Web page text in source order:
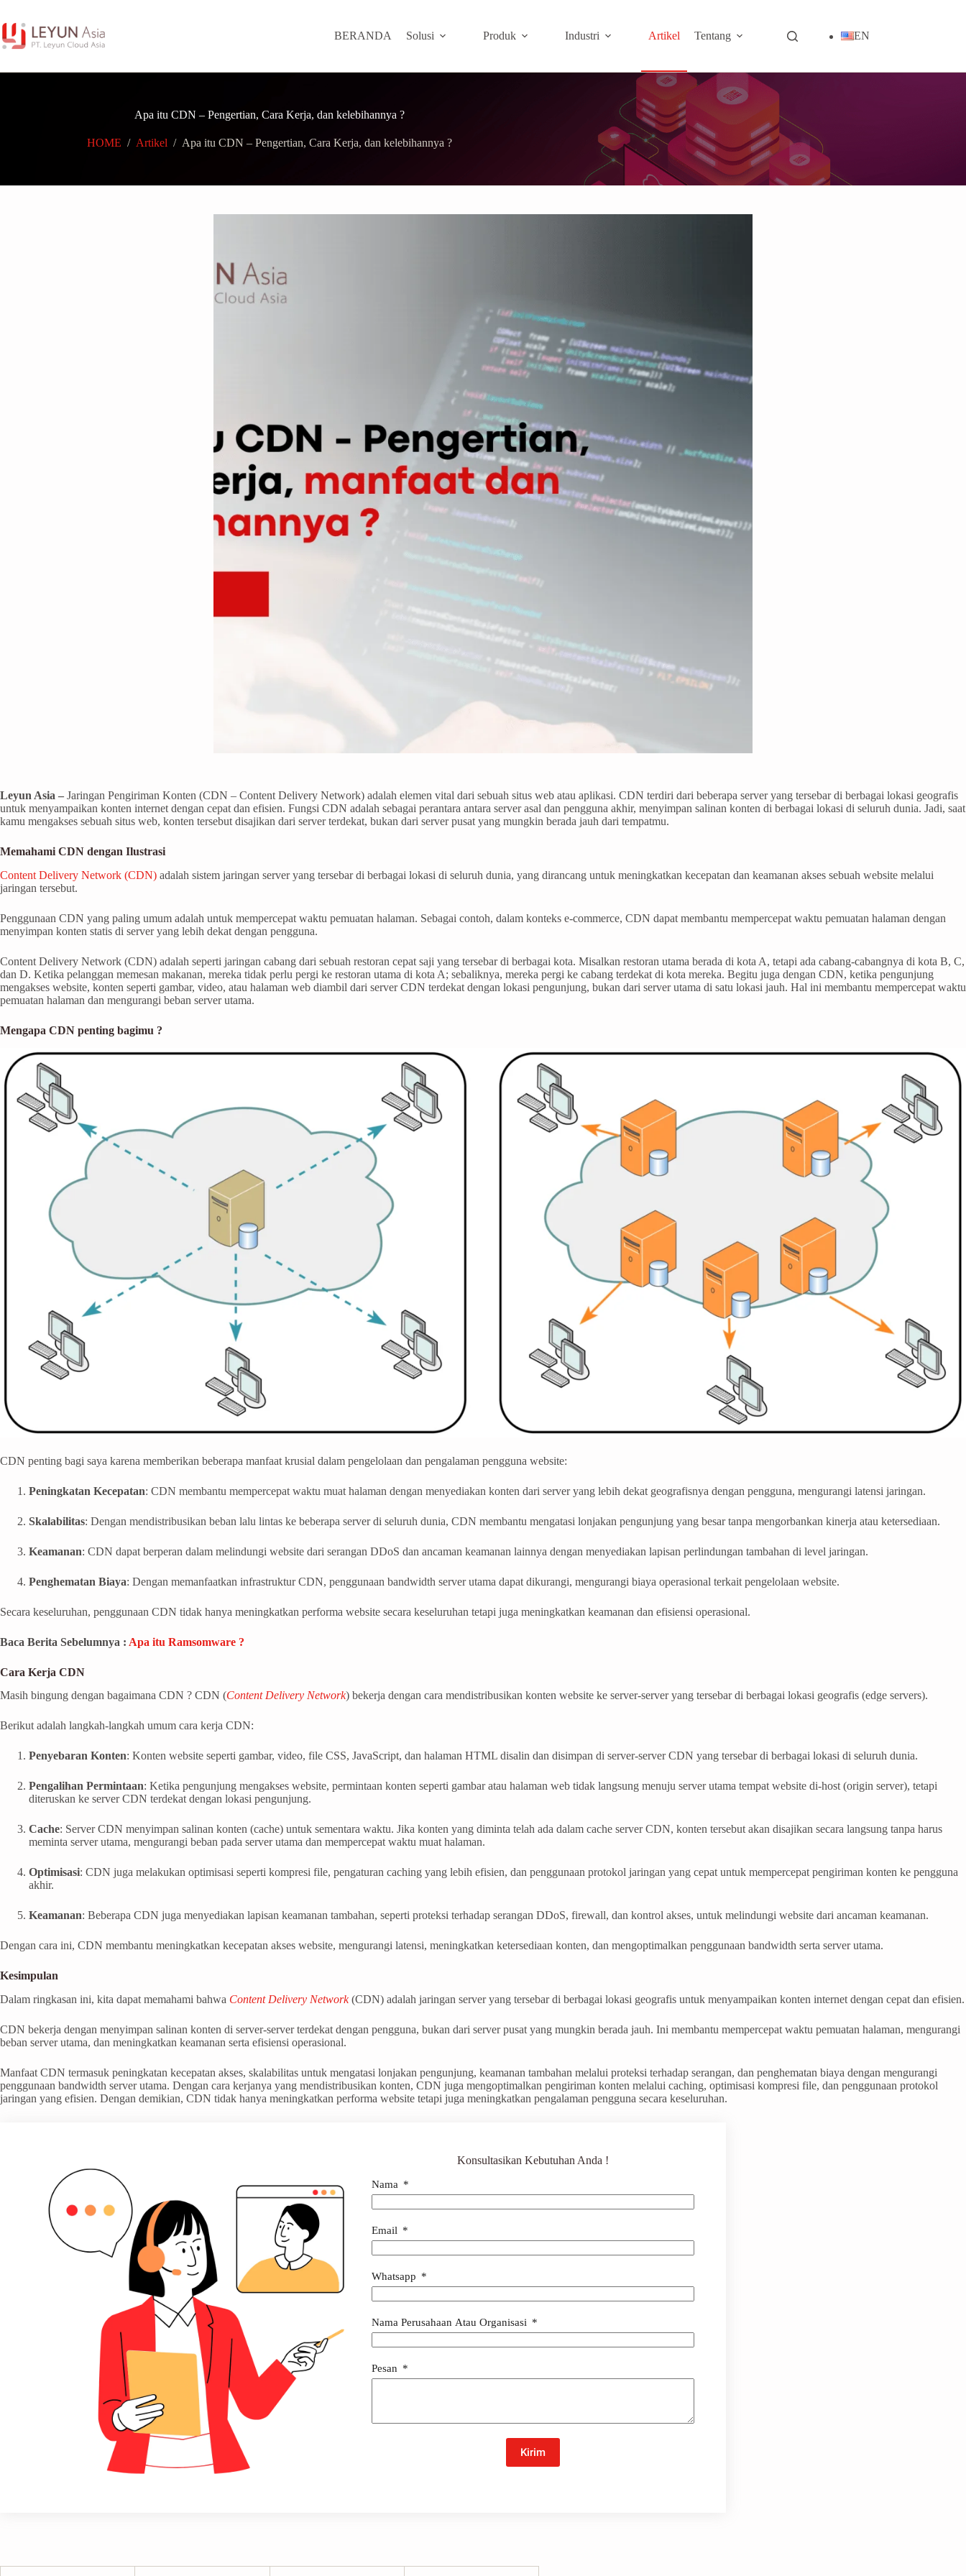
content
BERANDA Solusi Produk Industri Artikel Tentang EN
Apa itu CDN – Pengertian, Cara Kerja, dan kelebihannya ?
HOME / Artikel / Apa itu CDN – Pengertian, Cara Kerja, dan kelebihannya ?
Leyun Asia – Jaringan Pengiriman Konten (CDN – Content Delivery Network) adalah elemen vital dari sebuah situs web atau aplikasi. CDN terdiri dari beberapa server yang tersebar di berbagai lokasi geografis
untuk menyampaikan konten internet dengan cepat dan efisien. Fungsi CDN adalah sebagai perantara antara server asal dan pengguna akhir, menyimpan salinan konten di berbagai lokasi di seluruh dunia. Jadi, saat
kamu mengakses sebuah situs web, konten tersebut disajikan dari server terdekat, bukan dari server pusat yang mungkin berada jauh dari tempatmu.
Memahami CDN dengan Ilustrasi
Content Delivery Network (CDN) adalah sistem jaringan server yang tersebar di berbagai lokasi di seluruh dunia, yang dirancang untuk meningkatkan kecepatan dan keamanan akses sebuah website melalui
jaringan tersebut.
Penggunaan CDN yang paling umum adalah untuk mempercepat waktu pemuatan halaman. Sebagai contoh, dalam konteks e-commerce, CDN dapat membantu mempercepat waktu pemuatan halaman dengan
menyimpan konten statis di server yang lebih dekat dengan pengguna.
Content Delivery Network (CDN) adalah seperti jaringan cabang dari sebuah restoran cepat saji yang tersebar di berbagai kota. Misalkan restoran utama berada di kota A, tetapi ada cabang-cabangnya di kota B, C,
dan D. Ketika pelanggan memesan makanan, mereka tidak perlu pergi ke restoran utama di kota A; sebaliknya, mereka pergi ke cabang terdekat di kota mereka. Begitu juga dengan CDN, ketika pengunjung
mengakses website, konten seperti gambar, video, atau halaman web diambil dari server CDN terdekat dengan lokasi pengunjung, bukan dari server utama di satu lokasi jauh. Hal ini membantu mempercepat waktu
pemuatan halaman dan mengurangi beban server utama.
Mengapa CDN penting bagimu ?
CDN penting bagi saya karena memberikan beberapa manfaat krusial dalam pengelolaan dan pengalaman pengguna website:
Peningkatan Kecepatan: CDN membantu mempercepat waktu muat halaman dengan menyediakan konten dari server yang lebih dekat geografisnya dengan pengguna, mengurangi latensi jaringan.
Skalabilitas: Dengan mendistribusikan beban lalu lintas ke beberapa server di seluruh dunia, CDN membantu mengatasi lonjakan pengunjung yang besar tanpa mengorbankan kinerja atau ketersediaan.
Keamanan: CDN dapat berperan dalam melindungi website dari serangan DDoS dan ancaman keamanan lainnya dengan menyediakan lapisan perlindungan tambahan di level jaringan.
Penghematan Biaya: Dengan memanfaatkan infrastruktur CDN, penggunaan bandwidth server utama dapat dikurangi, mengurangi biaya operasional terkait pengelolaan website.
Secara keseluruhan, penggunaan CDN tidak hanya meningkatkan performa website secara keseluruhan tetapi juga meningkatkan keamanan dan efisiensi operasional.
Baca Berita Sebelumnya : Apa itu Ramsomware ?
Cara Kerja CDN
Masih bingung dengan bagaimana CDN ? CDN (Content Delivery Network) bekerja dengan cara mendistribusikan konten website ke server-server yang tersebar di berbagai lokasi geografis (edge servers).
Berikut adalah langkah-langkah umum cara kerja CDN:
Penyebaran Konten: Konten website seperti gambar, video, file CSS, JavaScript, dan halaman HTML disalin dan disimpan di server-server CDN yang tersebar di berbagai lokasi di seluruh dunia.
Pengalihan Permintaan: Ketika pengunjung mengakses website, permintaan konten seperti gambar atau halaman web tidak langsung menuju server utama tempat website di-host (origin server), tetapi
diteruskan ke server CDN terdekat dengan lokasi pengunjung.
Cache: Server CDN menyimpan salinan konten (cache) untuk sementara waktu. Jika konten yang diminta telah ada dalam cache server CDN, konten tersebut akan disajikan secara langsung tanpa harus
meminta server utama, mengurangi beban pada server utama dan mempercepat waktu muat halaman.
Optimisasi: CDN juga melakukan optimisasi seperti kompresi file, pengaturan caching yang lebih efisien, dan penggunaan protokol jaringan yang cepat untuk mempercepat pengiriman konten ke pengguna
akhir.
Keamanan: Beberapa CDN juga menyediakan lapisan keamanan tambahan, seperti proteksi terhadap serangan DDoS, firewall, dan kontrol akses, untuk melindungi website dari ancaman keamanan.
Dengan cara ini, CDN membantu meningkatkan kecepatan akses website, mengurangi latensi, meningkatkan ketersediaan konten, dan mengoptimalkan penggunaan bandwidth serta server utama.
Kesimpulan
Dalam ringkasan ini, kita dapat memahami bahwa Content Delivery Network(CDN) adalah jaringan server yang tersebar di berbagai lokasi geografis untuk menyampaikan konten internet dengan cepat dan efisien.
CDN bekerja dengan menyimpan salinan konten di server-server terdekat dengan pengguna, bukan dari server pusat yang mungkin berada jauh. Ini membantu mempercepat waktu pemuatan halaman, mengurangi
beban server utama, dan meningkatkan keamanan serta efisiensi operasional.
Manfaat CDN termasuk peningkatan kecepatan akses, skalabilitas untuk mengatasi lonjakan pengunjung, keamanan tambahan melalui proteksi terhadap serangan, dan penghematan biaya dengan mengurangi
penggunaan bandwidth server utama. Dengan cara kerjanya yang mendistribusikan konten, CDN juga mengoptimalkan pengiriman konten melalui caching, optimisasi kompresi file, dan penggunaan protokol
jaringan yang efisien. Dengan demikian, CDN tidak hanya meningkatkan performa website tetapi juga meningkatkan pengalaman pengguna secara keseluruhan.
Konsultasikan Kebutuhan Anda !
Nama
Email
Whatsapp
Nama Perusahaan Atau Organisasi
Pesan
Kirim